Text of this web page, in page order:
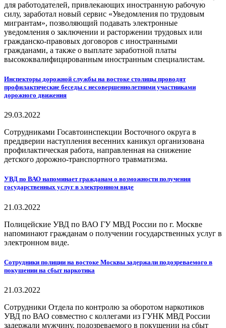
для работодателей, привлекающих иностранную рабочую
силу, заработал новый сервис «Уведомления по трудовым
мигрантам», позволяющий подавать электронные
уведомления о заключении и расторжении трудовых или
гражданско-правовых договоров с иностранными
гражданами, а также о выплате заработной платы
высококвалифицированным иностранным специалистам.
Инспекторы дорожной службы на востоке столицы проводят
профилактические беседы с несовершеннолетними участниками
дорожного движения
29.03.2022
Сотрудниками Госавтоинспекции Восточного округа в
преддверии наступления весенних каникул организована
профилактическая работа, направленная на снижение
детского дорожно-транспортного травматизма.
УВД по ВАО напоминает гражданам о возможности получения
государственных услуг в электронном виде
21.03.2022
Полицейские УВД по ВАО ГУ МВД России по г. Москве
напоминают гражданам о получении государственных услуг в
электронном виде.
Сотрудники полиции на востоке Москвы задержали подозреваемого в
покушении на сбыт наркотика
21.03.2022
Сотрудники Отдела по контролю за оборотом наркотиков
УВД по ВАО совместно с коллегами из ГУНК МВД России
задержали мужчину, подозреваемого в покушении на сбыт